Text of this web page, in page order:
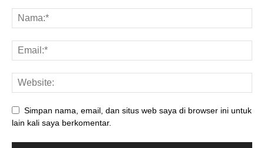
Simpan nama, email, dan situs web saya di browser ini untuk
lain kali saya berkomentar.